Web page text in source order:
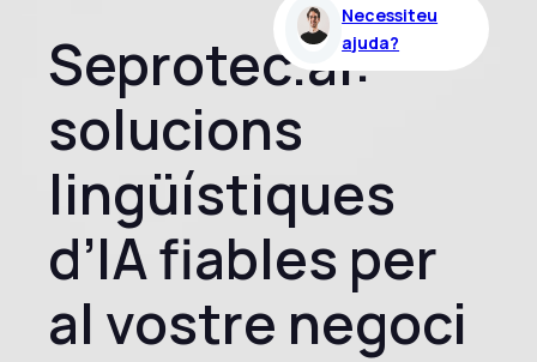
Necessiteu
ajuda?
Seprotec.ai:
solucions
lingüístiques
d’IA fiables per
al vostre negoci